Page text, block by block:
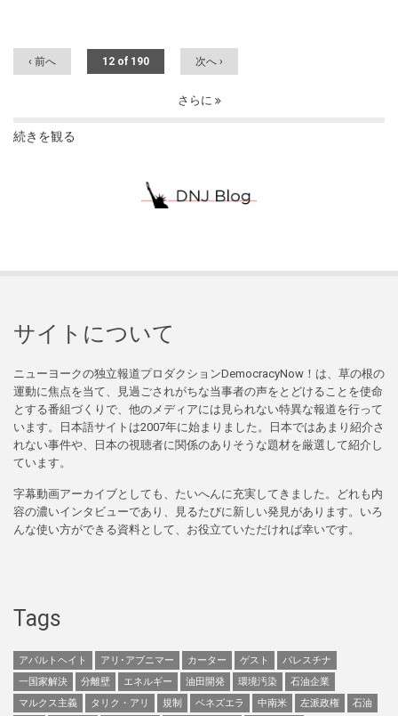
‹ 前へ 12 of 190 次へ ›
さらに
続きを観る
サイトについて
ニューヨークの独立報道プロダクションDemocracyNow！は、草の根の
運動に焦点を当て、見過ごされがちな当事者の声をとどけることを使命
とする番組づくりで、他のメディアには見られない特異な報道を行って
います。日本語サイトは2007年に始まりました。日本ではあまり紹介さ
れない事件や、日本の視聴者に関係のありそうな題材を厳選して紹介し
ています。
字幕動画アーカイブとしても、たいへんに充実してきました。どれも内
容の濃いインタビューであり、見るたびに新しい発見があります。いろ
んな使い方ができる資料として、お役立ていただければ幸いです。
Tags
アパルトヘイト アリ･アブニマー カーター ゲスト
パレスチナ
一国家解決
分離壁 エネルギー 油田開発 環境汚染
石油企業
マルクス主義
タリク・アリ 規制 ベネズエラ 中南米 左派政権 石油